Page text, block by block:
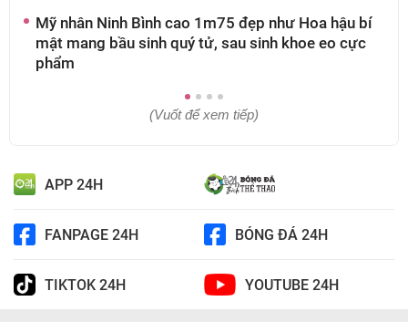
Mỹ nhân Ninh Bình cao 1m75 đẹp như Hoa hậu bí
mật mang bầu sinh quý tử, sau sinh khoe eo cực
phẩm
(Vuốt để xem tiếp)
APP 24H
FANPAGE 24H BÓNG ĐÁ 24H
TIKTOK 24H YOUTUBE 24H